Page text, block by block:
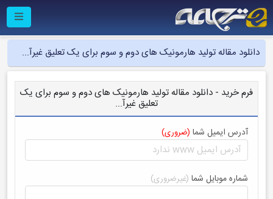
دانلود مقاله تولید هارمونیک های دوم و سوم برای یک تعلیق غیرآ...
فرم خرید - دانلود مقاله تولید هارمونیک های دوم و سوم برای یک
تعلیق غیرآ...
آدرس ایمیل شما (ضروری)
شماره موبایل شما (غیرضروری)